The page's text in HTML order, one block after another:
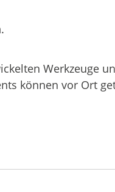
Werkzeuge
können vor Ort